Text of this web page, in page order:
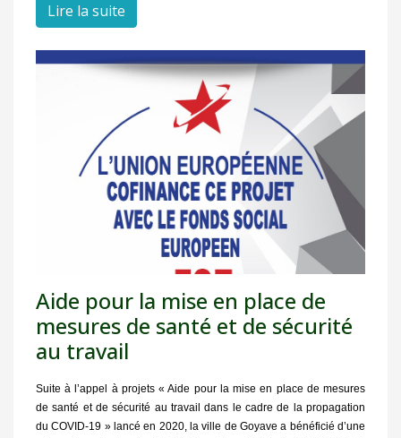
Lire la suite
Aide pour la mise en place de
mesures de santé et de sécurité
au travail
Suite à l’appel à projets « Aide pour la mise en place de mesures
de santé et de sécurité au travail dans le cadre de la propagation
duCOVID-19 » lancé en 2020, la ville de Goyave a bénéficié d’une